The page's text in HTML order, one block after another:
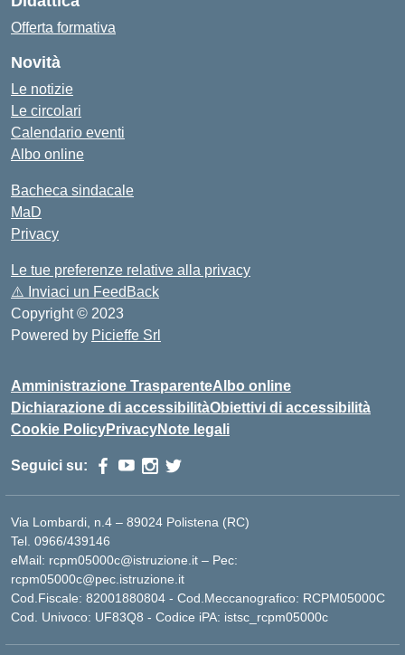
Offerta formativa
Novità
Le notizie
Le circolari
Calendario eventi
Albo online
Bacheca sindacale
MaD
Privacy
Le tue preferenze relative alla privacy
⚠️ Inviaci un FeedBack
Copyright © 2023
Powered by Picieffe Srl
Amministrazione TrasparenteAlbo online
Dichiarazione di accessibilitàObiettivi di accessibilità
Cookie PolicyPrivacyNote legali
Seguici su:
Via Lombardi, n.4 – 89024 Polistena (RC)
Tel. 0966/439146
eMail: rcpm05000c@istruzione.it – Pec:
rcpm05000c@pec.istruzione.it
Cod.Fiscale: 82001880804 - Cod.Meccanografico: RCPM05000C
Cod. Univoco: UF83Q8 - Codice iPA: istsc_rcpm05000c